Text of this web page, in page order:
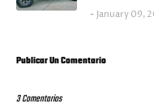
January 09,
Publicar Un Comentario
3 Comentarios